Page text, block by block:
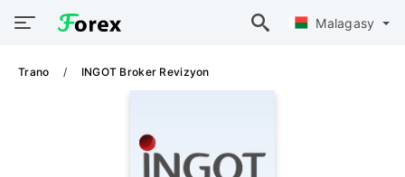
Malagasy
Trano INGOT Broker Revizyon